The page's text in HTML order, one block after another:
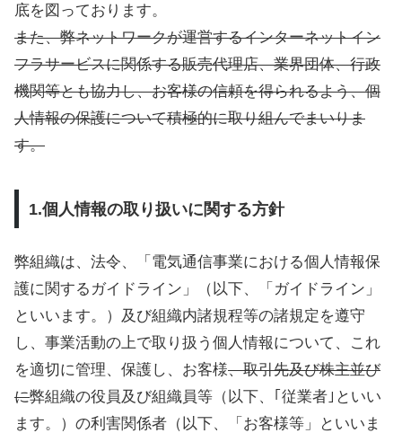
底を図っております。
また、弊ネットワークが運営するインターネットイン
フラサービスに関係する販売代理店、業界団体、行政
機関等とも協力し、お客様の信頼を得られるよう、個
人情報の保護について積極的に取り組んでまいりま
す。
1.個人情報の取り扱いに関する方針
弊組織は、法令、「電気通信事業における個人情報保
護に関するガイドライン」（以下、「ガイドライン」
といいます。）及び組織内諸規程等の諸規定を遵守
し、事業活動の上で取り扱う個人情報について、これ
を適切に管理、保護し、お客様、取引先及び株主並び
に弊組織の役員及び組織員等（以下、｢従業者｣といい
ます。）の利害関係者（以下、「お客様等」といいま